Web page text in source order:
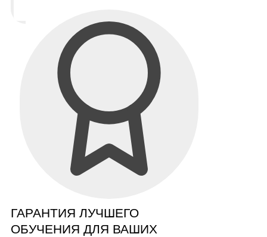
ГАРАНТИЯ ЛУЧШЕГО
ОБУЧЕНИЯ ДЛЯ ВАШИХ